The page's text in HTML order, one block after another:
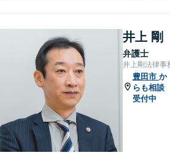
井上 剛
弁護士
井上剛法律事
豊田市 か
らも相談
受付中